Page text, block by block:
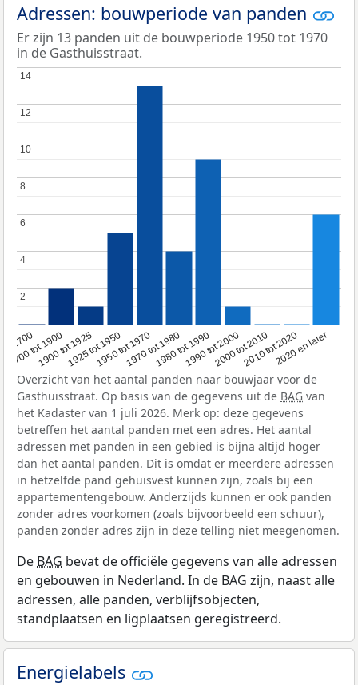
Adressen: bouwperiode van panden
Er zijn 13 panden uit de bouwperiode 1950 tot 1970
in de Gasthuisstraat.
1700
1700 tot 1900
1900 tot 19251925 tot 19501950 tot 19701970 tot 19801980 tot 19901990 tot 20002000 tot 20102010 tot 20202020 en later
2
2
4
4
6
6
8
8
10
10
12
12
14
14
Overzicht van het aantal panden naar bouwjaar voor de
Gasthuisstraat. Op basis van de gegevens uit de BAG van
het Kadaster van 1 juli 2026. Merk op: deze gegevens
betreffen het aantal panden met een adres. Het aantal
adressen met panden in een gebied is bijna altijd hoger
dan het aantal panden. Dit is omdat er meerdere adressen
in hetzelfde pand gehuisvest kunnen zijn, zoals bij een
appartementengebouw. Anderzijds kunnen er ook panden
zonder adres voorkomen (zoals bijvoorbeeld een schuur),
panden zonder adres zijn in deze telling niet meegenomen.
De BAG bevat de officiële gegevens van alle adressen
en gebouwen in Nederland. In de BAG zijn, naast alle
adressen, alle panden, verblijfsobjecten,
standplaatsen en ligplaatsen geregistreerd.
Energielabels